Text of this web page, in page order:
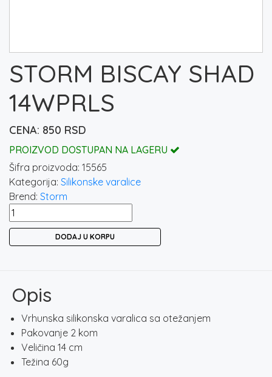
STORM BISCAY SHAD
14WPRLS
850 RSD
PROIZVOD DOSTUPAN NA LAGERU
Šifra proizvoda: 15565
Kategorija: Silikonske varalice
Brend: Storm
STORM
BISCAY
DODAJ U KORPU
Opis
Vrhunska silikonska varalica sa otežanjem
Pakovanje 2 kom
Veličina 14 cm
Težina 60g